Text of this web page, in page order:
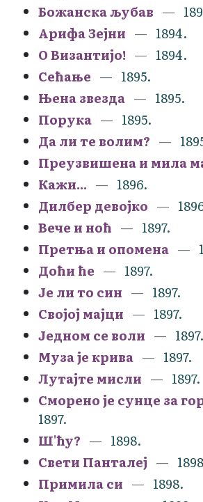
Божанска љубав
Арифа Зејни
1894.
О Византијо!
1894.
Сећање
1895.
Њена звезда
1895.
Порука
1895.
Да ли те волим?
Преузвишена и мила
Кажи...
1896.
Дилбер девојко
Вече и ноћ
1897.
Претња и опомена
Доћи ће
1897.
Је ли то син
1897.
Својој мајци
1897.
Једном се воли
1897.
Муза је крива
1897.
Лутајте мисли
1897.
Сморено је сунце за
1897.
Ш'ћу?
1898.
Свети Панталеј
Примила си
1898.